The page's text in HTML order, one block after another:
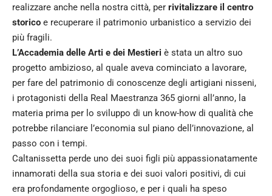
realizzare anche nella nostra città, per rivitalizzare il centro
storico e recuperare il patrimonio urbanistico a servizio dei
più fragili.
L’Accademia delle Arti e dei Mestieri è stata un altro suo
progetto ambizioso, al quale aveva cominciato a lavorare,
per fare del patrimonio di conoscenze degli artigiani nisseni,
i protagonisti della Real Maestranza 365 giorni all’anno, la
materia prima per lo sviluppo di un know-how di qualità che
potrebbe rilanciare l’economia sul piano dell’innovazione, al
passo con i tempi.
Caltanissetta perde uno dei suoi figli più appassionatamente
innamorati della sua storia e dei suoi valori positivi, di cui
era profondamente orgoglioso, e per i quali ha speso